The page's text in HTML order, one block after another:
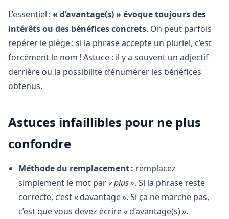
L’essentiel : « d’avantage(s) » évoque toujours des
intérêts ou des bénéfices concrets. On peut parfois
repérer le piège : si la phrase accepte un pluriel, c’est
forcément le nom ! Astuce : il y a souvent un adjectif
derrière ou la possibilité d’énumérer les bénéfices
obtenus.
Astuces infaillibles pour ne plus
confondre
Méthode du remplacement : remplacez
simplement le mot par« plus ». Si la phrase reste
correcte, c’est « davantage ». Si ça ne marche pas,
c’est que vous devez écrire « d’avantage(s) ».